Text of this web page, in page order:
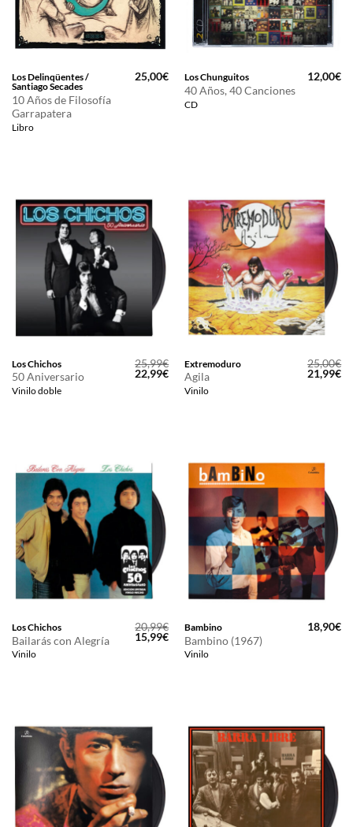
Los Delinqüentes /
Santiago Secades
10 Años de Filosofía
Garrapatera
Libro
25,00€ Los Chunguitos
40 Años, 40 Canciones
CD
12,00€
Los Chichos
50 Aniversario
Vinilo doble
25,99€
El
precio
22,99€El
precio
actual
Extremoduro
Agila
Vinilo
25,00€
El
precio
21,99€El
Los Chichos
Bailarás con Alegría
Vinilo
20,99€
El
precio
15,99€El
precio
actual
Bambino
Bambino (1967)
Vinilo
18,90€